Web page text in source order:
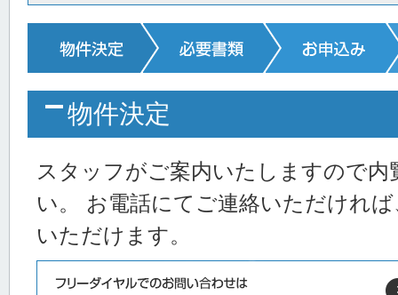
物件決定
スタッフがご案内いたしますので内
い。 お電話にてご連絡いただけれ
いただけます。